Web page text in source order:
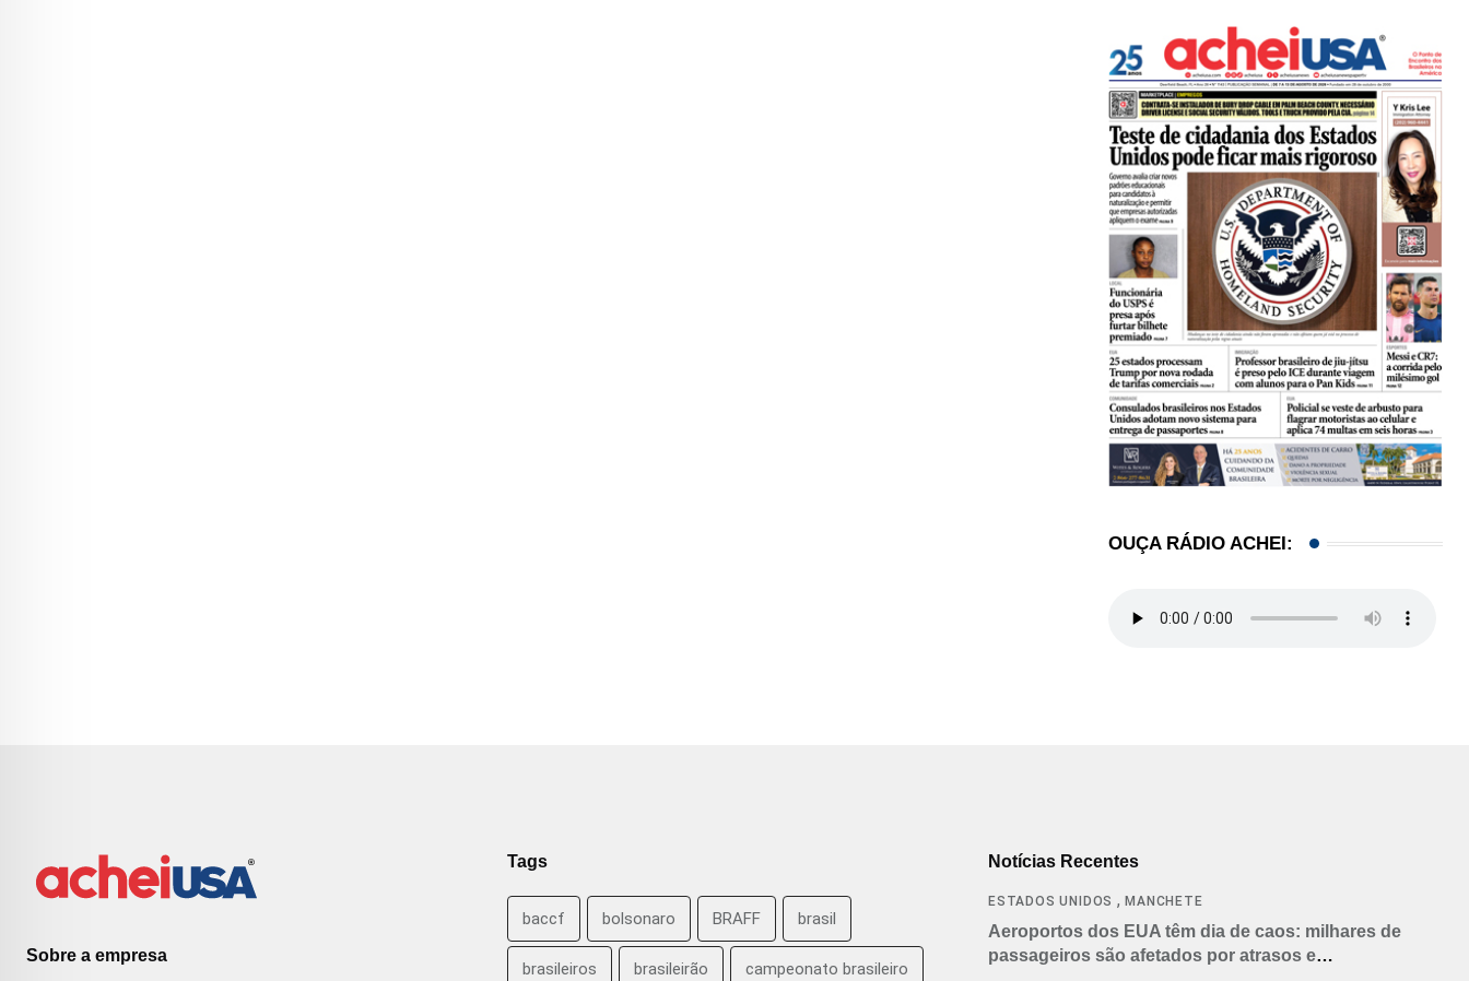
OUÇA RÁDIO ACHEI:
Sobre a empresa
Tags
baccf bolsonaro BRAFF brasil
brasileiros brasileirão campeonato brasileiro
Notícias Recentes
ESTADOS UNIDOS ,MANCHETE
Aeroportos dos EUA têm dia de caos: milhares de
passageiros são afetados por atrasos e